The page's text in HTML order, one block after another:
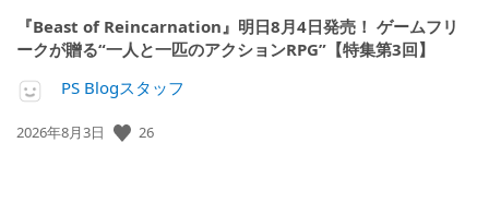
『Beast of Reincarnation』明日8月4日発売！ ゲームフリ
ークが贈る“一人と一匹のアクションRPG”【特集第3回】
PS Blogスタッフ
公
2026年8月3日 26